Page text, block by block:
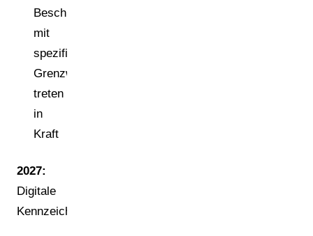
Beschränkungen
mit
spezifischen
Grenzwerten
treten
in
Kraft
2027:
Digitale
Kennzeichnung